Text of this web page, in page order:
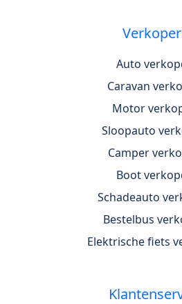
Auto
Caravan
Motor
Sloopauto
Camper
Boot
Schadeauto
Bestelbus
Elektrische fiets